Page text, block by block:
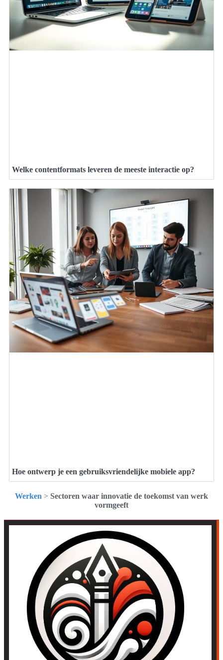
Welke contentformats leveren de meeste interactie op?
Hoe ontwerp je een gebruiksvriendelijke mobiele app?
Werken > Sectoren waar innovatie de toekomst van werk
vormgeeft